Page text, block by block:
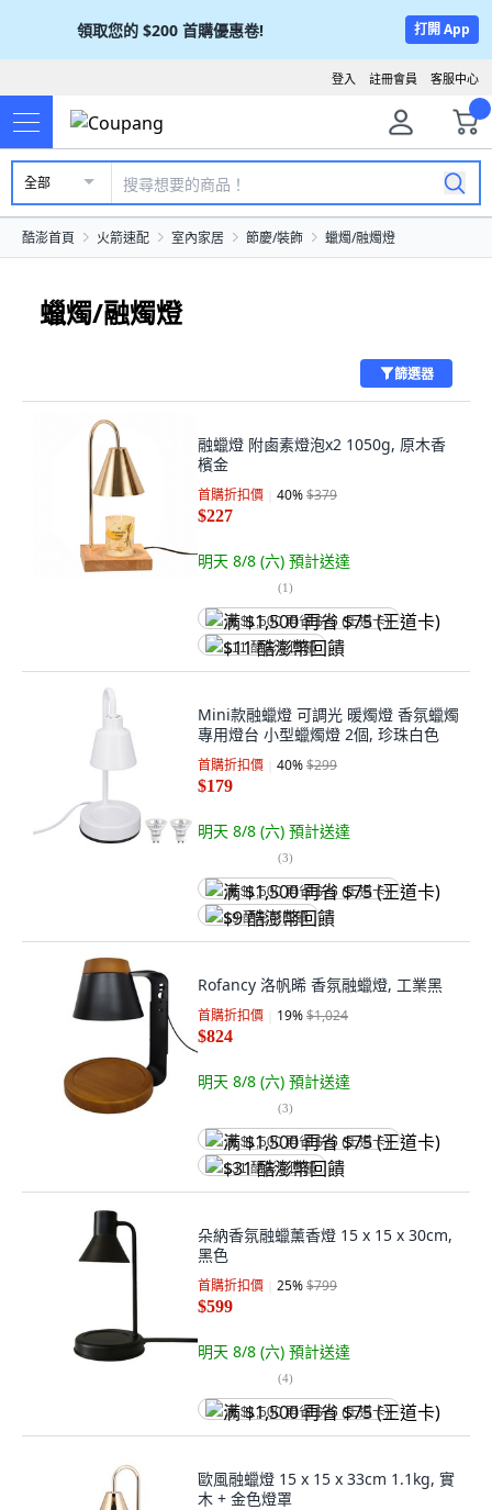
領取您的 $200 首購優惠卷! 打開 App
客服中心
註冊會員
登入
全部
酷澎首頁 火箭速配 室內家居 節慶/裝飾 蠟燭/融燭燈
蠟燭/融燭燈
篩選器
融蠟燈 附鹵素燈泡x2 1050g, 原木香
檳金
首購折扣價 40%$379
$227
明天 8/8 (六) 預計送達
(1)
满 $1,500 再省 $75 (王道卡)
$11 酷澎幣回饋
Mini款融蠟燈 可調光 暖燭燈 香氛蠟燭
專用燈台 小型蠟燭燈 2個, 珍珠白色
首購折扣價 40%$299
$179
明天 8/8 (六) 預計送達
(3)
满 $1,500 再省 $75 (王道卡)
$9 酷澎幣回饋
Rofancy 洛帆晞 香氛融蠟燈, 工業黑
首購折扣價 19%$1,024
$824
明天 8/8 (六) 預計送達
(3)
满 $1,500 再省 $75 (王道卡)
$31 酷澎幣回饋
朵納香氛融蠟薰香燈 15 x 15 x 30cm,
黑色
首購折扣價 25%$799
$599
明天 8/8 (六) 預計送達
(4)
满 $1,500 再省 $75 (王道卡)
歐風融蠟燈 15 x 15 x 33cm 1.1kg, 實
木 + 金色燈罩